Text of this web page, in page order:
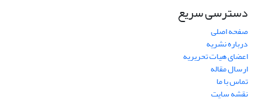
دسترسی سریع
صفحه اصلی
درباره نشریه
اعضای هیات تحریریه
ارسال مقاله
تماس با ما
نقشه سایت